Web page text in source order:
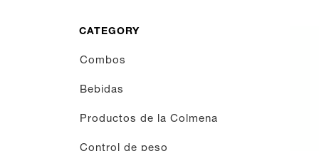
CATEGORY
Combos
Bebidas
Productos de la Colmena
Control de peso